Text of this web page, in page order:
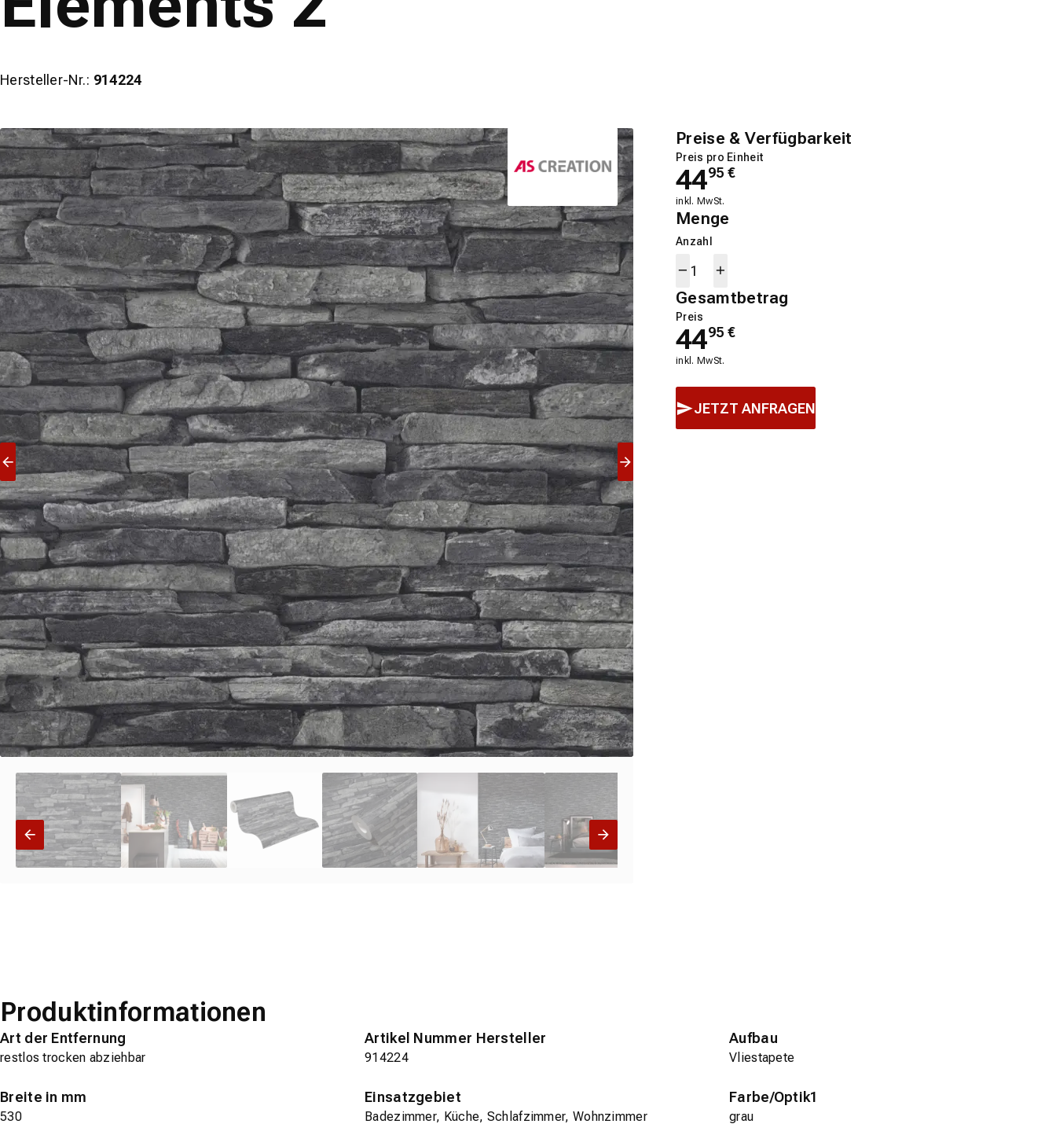
Hersteller-Nr.: 914224
Preise & Verfügbarkeit
Preis pro Einheit
4495 €
inkl. MwSt.
Menge
Anzahl
Gesamtbetrag
Preis
4495 €
inkl. MwSt.
JETZT ANFRAGEN
Produktinformationen
Art der Entfernung
restlos trocken abziehbar
Artikel Nummer Hersteller
914224
Aufbau
Vliestapete
Breite in mm
530
Einsatzgebiet
Badezimmer, Küche, Schlafzimmer, Wohnzimmer
Farbe/Optik1
grau